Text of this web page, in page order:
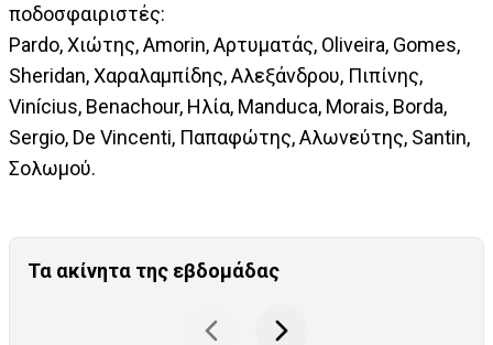
ποδοσφαιριστές:
Pardo, Χιώτης, Amorin, Αρτυματάς, Oliveira, Gomes,
Sheridan, Χαραλαμπίδης, Αλεξάνδρου, Πιπίνης,
Vinícius, Benachour, Ηλία, Manduca, Morais, Borda,
Sergio, De Vincenti, Παπαφώτης, Αλωνεύτης, Santin,
Σολωμού.
Τα ακίνητα της εβδομάδας